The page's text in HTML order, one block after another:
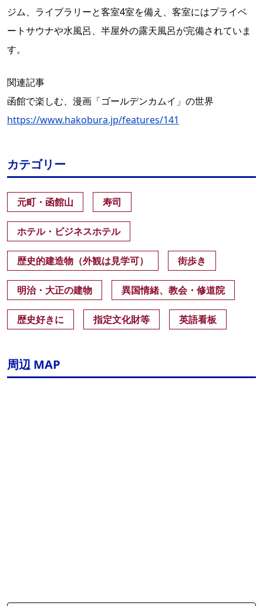
ジム、ライブラリーと客室4室を備え、客室にはプライベ
ートサウナや水風呂、半屋外の露天風呂が完備されていま
す。
関連記事
函館で楽しむ、漫画「ゴールデンカムイ」の世界
https://www.hakobura.jp/features/141
カテゴリー
元町・函館山 寿司
ホテル・ビジネスホテル
歴史的建造物（外観は見学可） 街歩き
明治・大正の建物 異国情緒、教会・修道院
歴史好きに 指定文化財等 英語看板
周辺 MAP